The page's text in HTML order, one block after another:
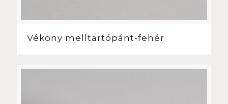
Vékony melltartópánt-fehér